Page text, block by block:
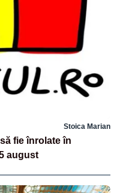
Stoica Marian
fie înrolate în
august